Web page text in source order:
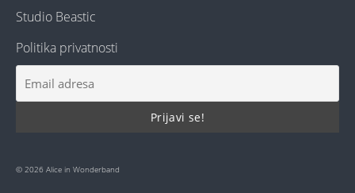
Studio Beastic
Politika privatnosti
© 2026 Alice in Wonderband